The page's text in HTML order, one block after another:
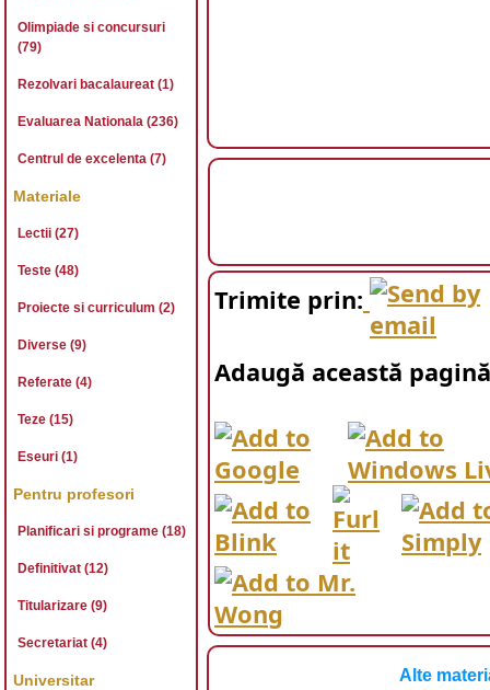
Trimite prin:
Adaugă această
Alte
Olimpiade si concursuri
(79)
Rezolvari bacalaureat (1)
Evaluarea Nationala (236)
Centrul de excelenta (7)
Materiale
Lectii (27)
Teste (48)
Proiecte si curriculum (2)
Diverse (9)
Referate (4)
Teze (15)
Eseuri (1)
Pentru profesori
Planificari si programe (18)
Definitivat (12)
Titularizare (9)
Secretariat (4)
Universitar